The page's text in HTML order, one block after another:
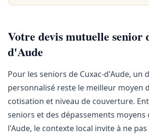
Votre devis mutuelle senior
d'Aude
Pour les seniors de Cuxac-d'Aude, un
personnalisé reste le meilleur moyen
cotisation et niveau de couverture.
seniors et des dépassements moyens
l'Aude, le contexte local invite à ne